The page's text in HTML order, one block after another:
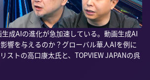
成AIの進化が急加速している。動画生成AI
響を与えるのか？グローバル華人AIを例に
ストの高口康太氏と、TOPVIEW JAPANの呉